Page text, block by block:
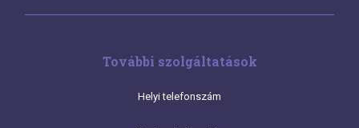
További szolgáltatások
Helyi telefonszám